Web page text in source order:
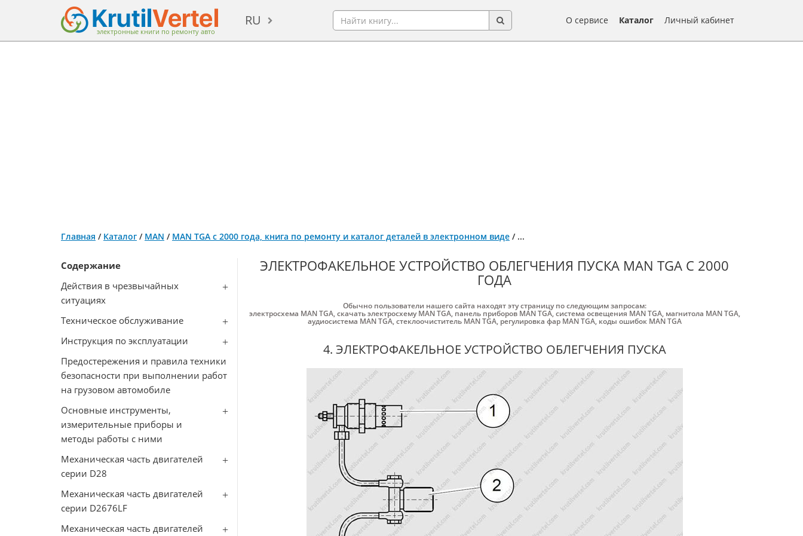
электронные книги по ремонту авто
RU О сервисе Каталог Личный кабинет
Главная / Каталог / MAN / MAN TGA с 2000 года, книга по ремонту и каталог деталей в электронном виде / ...
Содержание
Действия в чрезвычайных
ситуациях
Техническое обслуживание
Инструкция по эксплуатации
Предостережения и правила техники
безопасности при выполнении работ
на грузовом автомобиле
Основные инструменты,
измерительные приборы и
методы работы с ними
Механическая часть двигателей
серии D28
Механическая часть двигателей
серии D2676LF
Механическая часть двигателей
ЭЛЕКТРОФАКЕЛЬНОЕ УСТРОЙСТВО ОБЛЕГЧЕНИЯ ПУСКА MAN TGA С 2000
ГОДА
Обычно пользователи нашего сайта находят эту страницу по следующим запросам:
электросхема MAN TGA,скачать электросхему MAN TGA, панель приборов MAN TGA,система освещения MAN TGA, магнитола MAN TGA,
аудиосистема MAN TGA,стеклоочиститель MAN TGA, регулировка фар MAN TGA, коды ошибок MAN TGA
4. ЭЛЕКТРОФАКЕЛЬНОЕ УСТРОЙСТВО ОБЛЕГЧЕНИЯ ПУСКА